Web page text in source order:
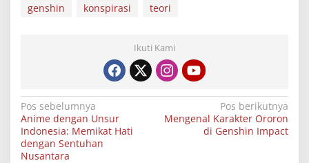
genshin konspirasi teori
Ikuti Kami
Navigasi
pos
Pos sebelumnya
Anime dengan Unsur
Indonesia: Memikat Hati
dengan Sentuhan
Nusantara
Pos berikutnya
Mengenal Karakter Ororon
di Genshin Impact